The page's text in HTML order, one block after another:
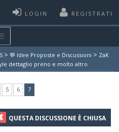
LOGIN REGISTRATI
> 💬 Idee Proposte e Discussioni > ZaK
dettaglio preno e molto altro
5 6 7(current)
QUESTA DISCUSSIONE È CHIUSA